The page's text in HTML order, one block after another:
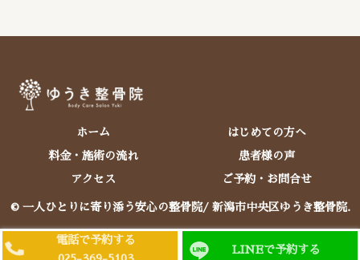
ホーム はじめての方へ
料金・施術の流れ 患者様の声
アクセス ご予約・お問合せ
© 一人ひとりに寄り添う安心の整骨院/ 新潟市中央区ゆうき整骨院.
電話で予約する
LINEで予約する